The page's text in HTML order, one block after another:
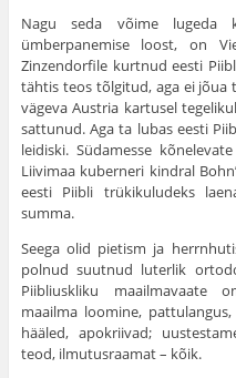
Nagu seda võime lugeda
ümberpanemise loost, on
Zinzendorfile kurtnud eesti
tähtis teos tõlgitud, aga ei jõua
vägeva Austria kartusel
sattunud. Aga ta lubas eesti
leidiski. Südamesse
Liivimaa kuberneri kind­ral
eesti Piibli trüki­kuludeks
summa.
Seega olid pietism ja
polnud suutnud luterlik
Piibliuskliku maailmavaate
maailma loomine,
hääled, apokriivad;
teod, ilmutusraamat – kõik.